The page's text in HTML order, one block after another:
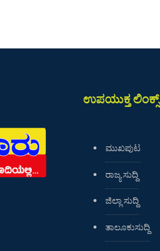
ಉಪಯುಕ್ತ ಲಿಂಕ್ಸ್
ಮುಖಪುಟ
ರಾಜ್ಯ ಸುದ್ದಿ
ಜಿಲ್ಲಾ ಸುದ್ದಿ
ತಾಲೂಕುಸುದ್ದಿ